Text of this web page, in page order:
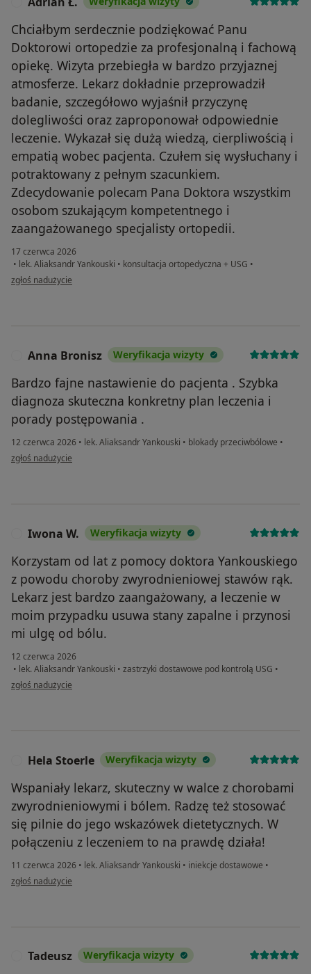
Chciałbym serdecznie podziękować Panu
Doktorowi ortopedzie za profesjonalną i fachową
opiekę. Wizyta przebiegła w bardzo przyjaznej
atmosferze. Lekarz dokładnie przeprowadził
badanie, szczegółowo wyjaśnił przyczynę
dolegliwości oraz zaproponował odpowiednie
leczenie. Wykazał się dużą wiedzą, cierpliwością i
empatią wobec pacjenta. Czułem się wysłuchany i
potraktowany z pełnym szacunkiem.
Zdecydowanie polecam Pana Doktora wszystkim
osobom szukającym kompetentnego i
zaangażowanego specjalisty ortopedii.
17 czerwca 2026
• lek. Aliaksandr Yankouski • konsultacja ortopedyczna + USG •
w opinii użytkownika Adrian Ł.
zgłoś nadużycie
Anna Bronisz Weryfikacja wizyty
Bardzo fajne nastawienie do pacjenta . Szybka
diagnoza skuteczna konkretny plan leczenia i
porady postępowania .
12 czerwca 2026 • lek. Aliaksandr Yankouski • blokady przeciwbólowe •
w opinii użytkownika Anna Bronisz
zgłoś nadużycie
Iwona W. Weryfikacja wizyty
Korzystam od lat z pomocy doktora Yankouskiego
z powodu choroby zwyrodnieniowej stawów rąk.
Lekarz jest bardzo zaangażowany, a leczenie w
moim przypadku usuwa stany zapalne i przynosi
mi ulgę od bólu.
12 czerwca 2026
• lek. Aliaksandr Yankouski • zastrzyki dostawowe pod kontrolą USG •
w opinii użytkownika Iwona W.
zgłoś nadużycie
Hela Stoerle Weryfikacja wizyty
Wspaniały lekarz, skuteczny w walce z chorobami
zwyrodnieniowymi i bólem. Radzę też stosować
się pilnie do jego wskazówek dietetycznych. W
połączeniu z leczeniem to na prawdę działa!
11 czerwca 2026 • lek. Aliaksandr Yankouski • iniekcje dostawowe •
w opinii użytkownika Hela Stoerle
zgłoś nadużycie
Tadeusz Weryfikacja wizyty